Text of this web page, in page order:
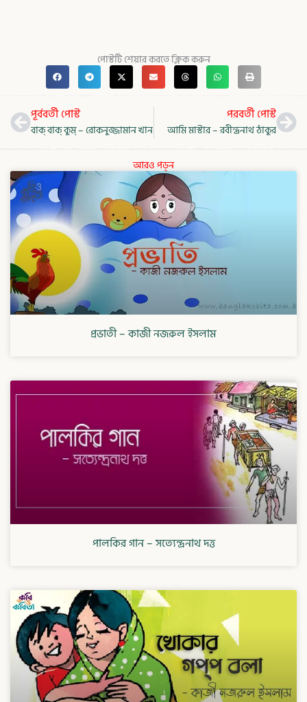
পোস্টটি শেয়ার করতে ক্লিক করুন
Prevপূর্ববর্তী পোস্ট
বাক্ বাক্ কুম্ – রোকনুজ্জামান খান
পরবর্তী পোস্ট
আমি মাস্টার – রবীন্দ্রনাথ ঠাকুর
আরও পড়ুন
প্রভাতী – কাজী নজরুল ইসলাম
পালকির গান – সত্যেন্দ্রনাথ দত্ত